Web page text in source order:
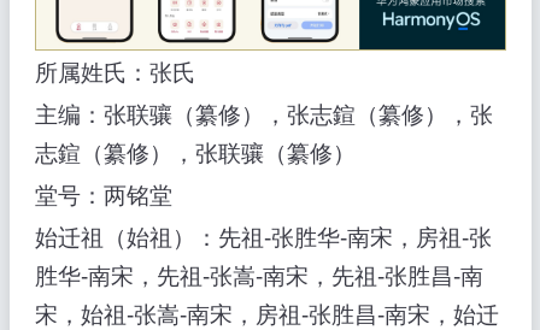
所属姓氏：张氏
主编：张联骧（纂修），张志鍹（纂修），张
志鍹（纂修），张联骧（纂修）
堂号：两铭堂
始迁祖（始祖）：先祖-张胜华-南宋，房祖-张
胜华-南宋，先祖-张嵩-南宋，先祖-张胜昌-南
宋，始祖-张嵩-南宋，房祖-张胜昌-南宋，始迁